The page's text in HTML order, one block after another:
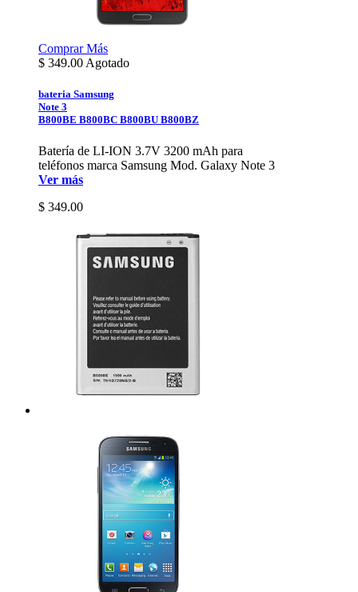
ComprarMás
$ 349.00 Agotado
bateria Samsung
Note 3
B800BE B800BC B800BU B800BZ
Batería de LI-ION 3.7V 3200 mAh para
teléfonos marca Samsung Mod. Galaxy Note 3
Ver más
$ 349.00